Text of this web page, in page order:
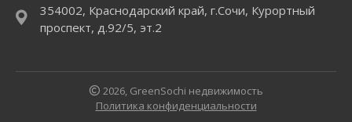
354002, Краснодарский край, г.Сочи, Курортный
проспект, д.92/5, эт.2
2026, GreenSochi недвижимость
Политика конфиденциальности